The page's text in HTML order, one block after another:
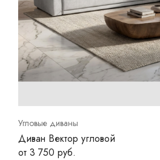
Угловые диваны
Диван Вектор угловой
от 3 750 руб.